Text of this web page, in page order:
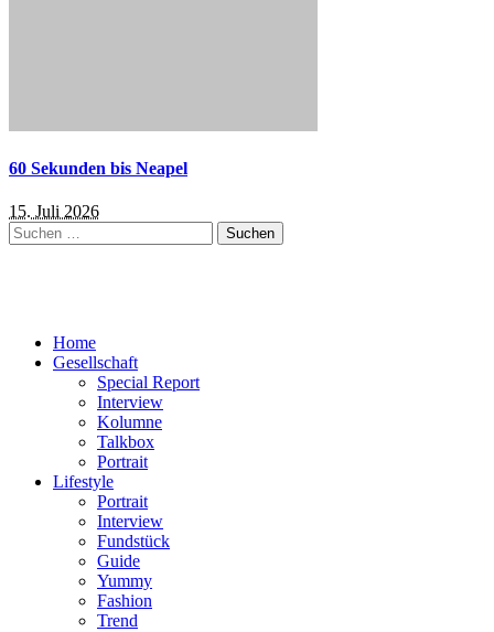
60 Sekunden bis Neapel
15. Juli 2026
Suchen
nach:
Home
Gesellschaft
Special Report
Interview
Kolumne
Talkbox
Portrait
Lifestyle
Portrait
Interview
Fundstück
Guide
Yummy
Fashion
Trend